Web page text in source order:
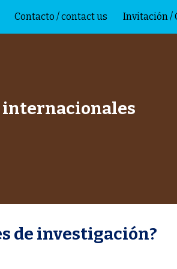
to navigation
Contacto / contact us Invitación /
de investigación?